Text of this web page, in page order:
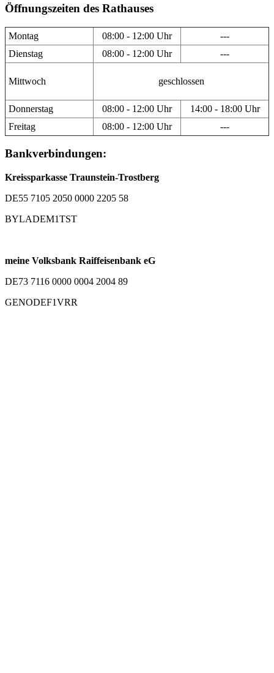
Öffnungszeiten des Rathauses
Montag 08:00 - 12:00 Uhr
---
Dienstag
08:00 - 12:00 Uhr ---
Mittwoch geschlossen
Donnerstag 08:00 - 12:00 Uhr
14:00 - 18:00 Uhr
Freitag
08:00 - 12:00 Uhr ---
Bankverbindungen:
Kreissparkasse Traunstein-Trostberg
DE55 7105 2050 0000 2205 58
BYLADEM1TST
meine Volksbank Raiffeisenbank eG
DE73 7116 0000 0004 2004 89
GENODEF1VRR